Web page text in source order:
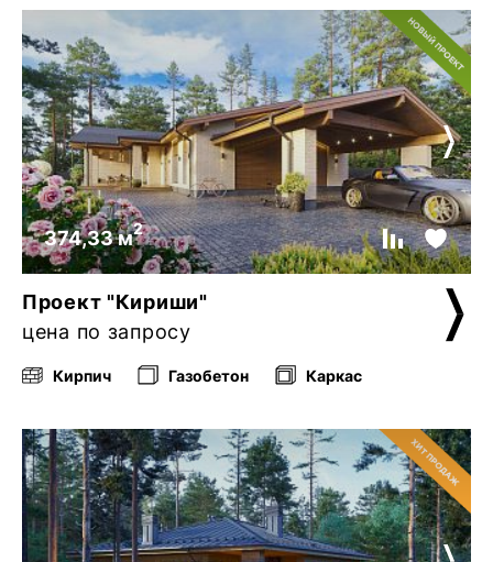
374,33 м2
Проект "Кириши"
цена по запросу
Кирпич Газобетон Каркас